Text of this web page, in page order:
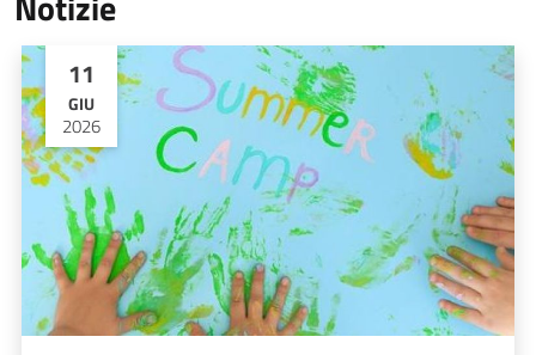
11
GIU
2026